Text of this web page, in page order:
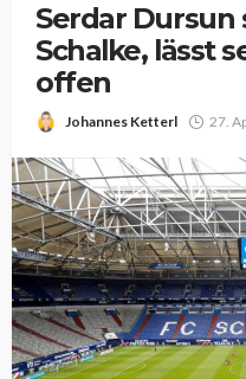
Serdar
Schalke, lässt
offen
Johannes Ketterl 27.